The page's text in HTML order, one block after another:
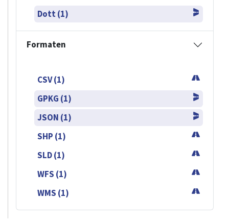
Dott (1)
Formaten
CSV (1)
GPKG (1)
JSON (1)
SHP (1)
SLD (1)
WFS (1)
WMS (1)